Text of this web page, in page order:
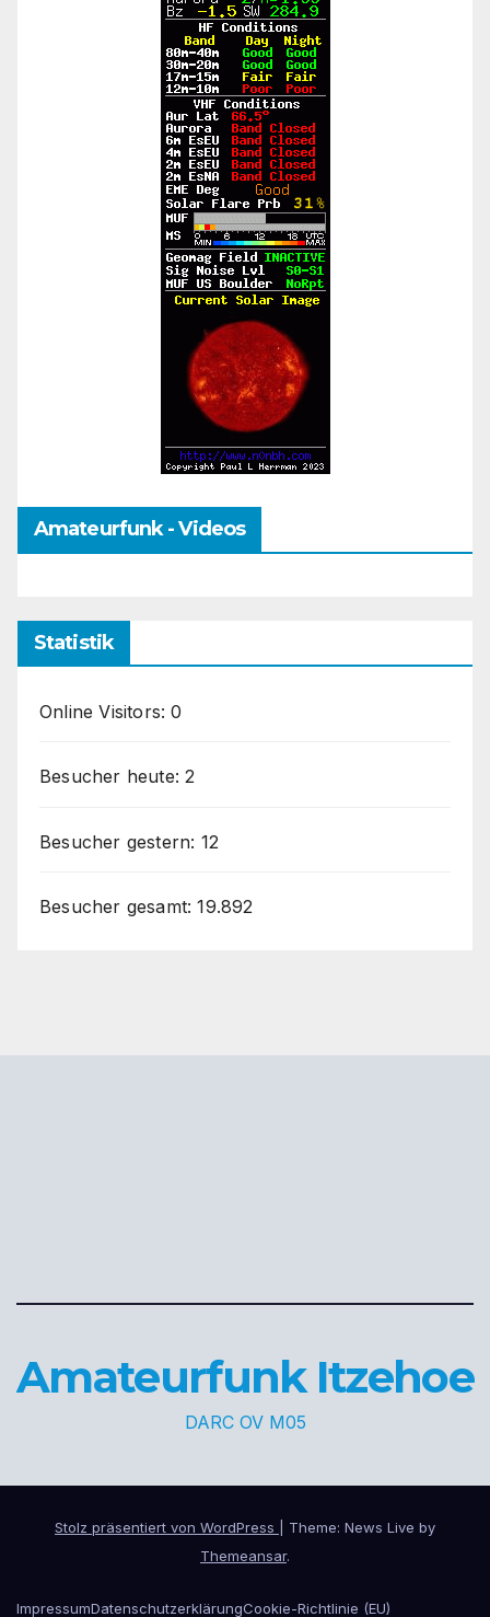
Amateurfunk - Videos
Statistik
Online Visitors:0
Besucher heute:2
Besucher gestern: 12
Besucher gesamt:19.892
Amateurfunk Itzehoe
DARC OV M05
Stolz präsentiert von WordPress
Theme: News Live by
Themeansar.
ImpressumDatenschutzerklärungCookie-Richtlinie (EU)